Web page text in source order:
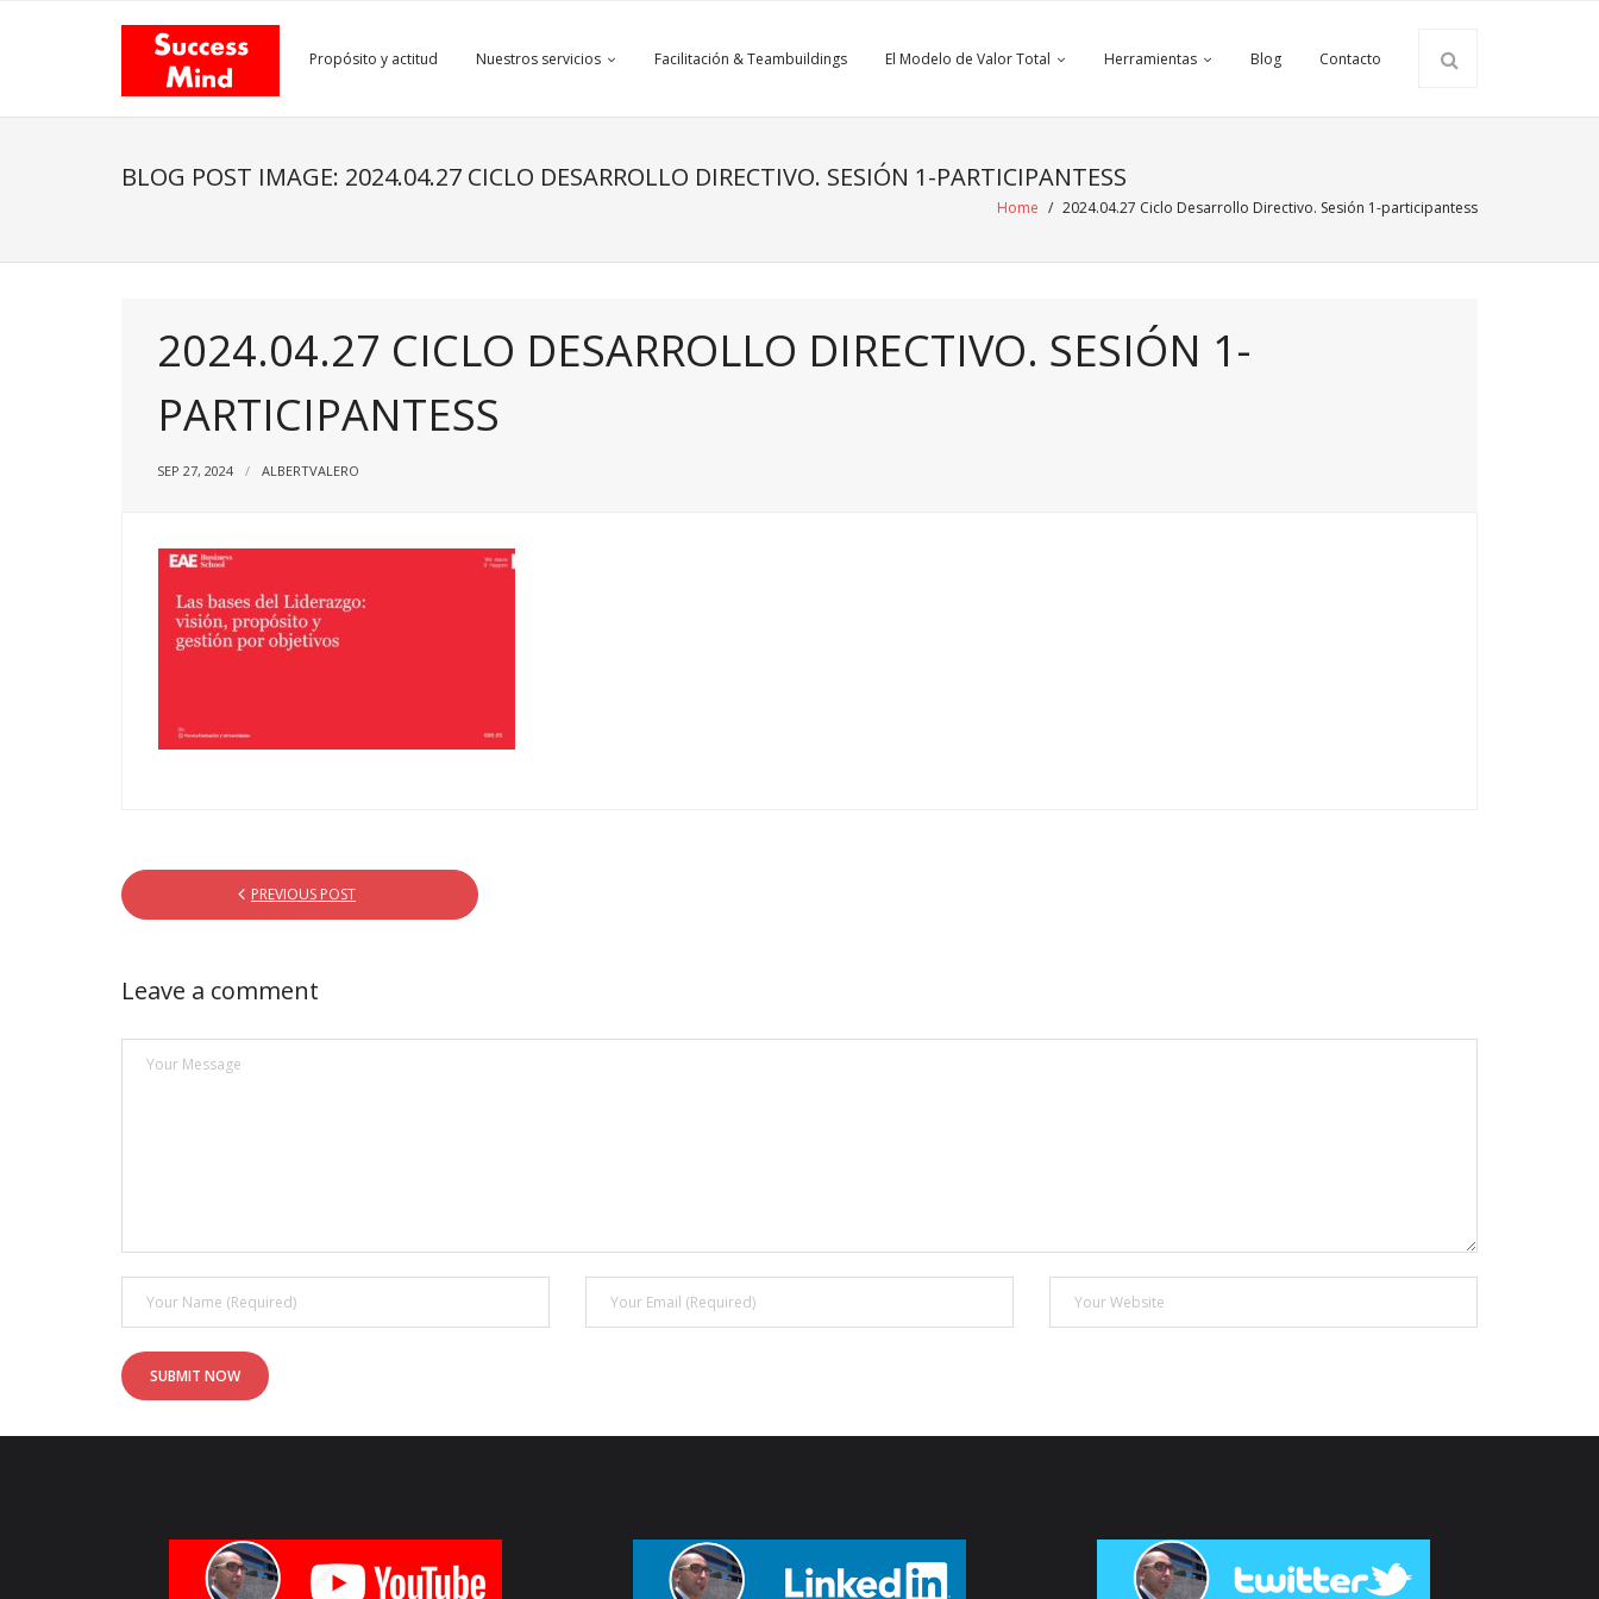
Propósito y actitud Nuestros servicios Facilitación & Teambuildings El Modelo de Valor Total Herramientas Blog Contacto
BLOG POST IMAGE: 2024.04.27 CICLO DESARROLLO DIRECTIVO. SESIÓN 1-PARTICIPANTESS
Home / 2024.04.27 Ciclo Desarrollo Directivo. Sesión 1-participantess
2024.04.27 CICLO DESARROLLO DIRECTIVO. SESIÓN 1-
PARTICIPANTESS
SEP 27, 2024 ALBERTVALERO
PREVIOUS POST
Leave a comment